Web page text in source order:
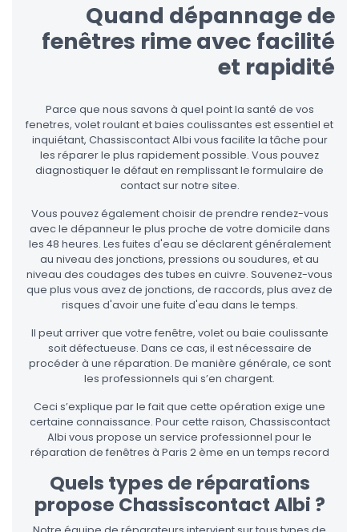
Quand dépannage de
fenêtres rime avec facilité
et rapidité
Parce que nous savons à quel point la santé de vos
fenetres, volet roulant et baies coulissantes est essentiel et
inquiétant, Chassiscontact Albi vous facilite la tâche pour
les réparer le plus rapidement possible. Vous pouvez
diagnostiquer le défaut en remplissant le formulaire de
contact sur notre sitee.
Vous pouvez également choisir de prendre rendez-vous
avec le dépanneur le plus proche de votre domicile dans
les 48 heures. Les fuites d'eau se déclarent généralement
au niveau des jonctions, pressions ou soudures, et au
niveau des coudages des tubes en cuivre. Souvenez-vous
que plus vous avez de jonctions, de raccords, plus avez de
risques d'avoir une fuite d'eau dans le temps.
Il peut arriver que votre fenêtre, volet ou baie coulissante
soit défectueuse. Dans ce cas, il est nécessaire de
procéder à une réparation. De manière générale, ce sont
les professionnels qui s’en chargent.
Ceci s’explique par le fait que cette opération exige une
certaine connaissance. Pour cette raison, Chassiscontact
Albi vous propose un service professionnel pour le
réparation de fenêtres à Paris 2 ème en un temps record
Quels types de réparations
propose Chassiscontact Albi ?